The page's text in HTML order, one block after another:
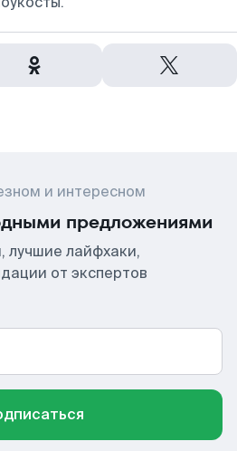
и интересном
предложениями
лучшие лайфхаки,
от экспертов